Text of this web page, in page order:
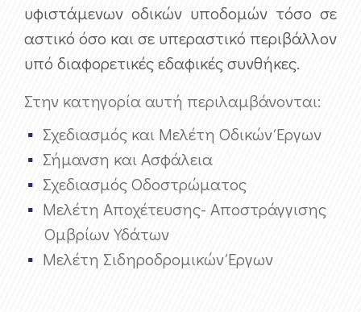
υφιστάμενων οδικών υποδομών τόσο σε
αστικό όσο και σε υπεραστικό περιβάλλον
υπό διαφορετικές εδαφικές συνθήκες.
Στην κατηγορία αυτή περιλαμβάνονται:
Σχεδιασμός και Μελέτη Οδικών Έργων
Σήμανση και Ασφάλεια
Σχεδιασμός Οδοστρώματος
Μελέτη Αποχέτευσης- Αποστράγγισης
Ομβρίων Υδάτων
Μελέτη Σιδηροδρομικών Έργων